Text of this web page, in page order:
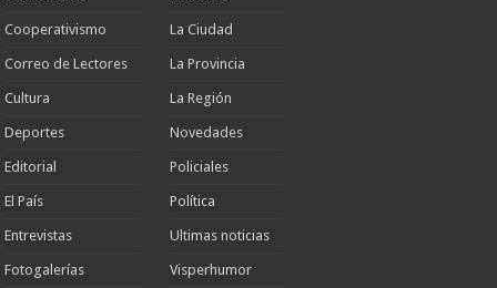
Cooperativismo
Correo de Lectores
Cultura
Deportes
Editorial
El País
Entrevistas
Fotogalerías
La Ciudad
La Provincia
La Región
Novedades
Policiales
Política
Ultimas noticias
Visperhumor